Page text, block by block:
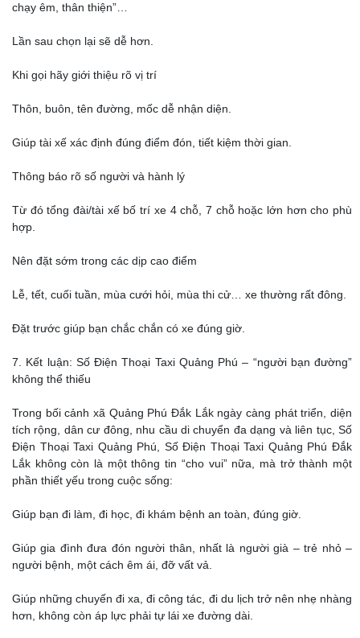
chạy êm, thân thiện”…
Lần sau chọn lại sẽ dễ hơn.
Khi gọi hãy giới thiệu rõ vị trí
Thôn, buôn, tên đường, mốc dễ nhận diện.
Giúp tài xế xác định đúng điểm đón, tiết kiệm thời gian.
Thông báo rõ số người và hành lý
Từ đó tổng đài/tài xế bố trí xe 4 chỗ, 7 chỗ hoặc lớn hơn cho phù
hợp.
Nên đặt sớm trong các dịp cao điểm
Lễ, tết, cuối tuần, mùa cưới hỏi, mùa thi cử… xe thường rất đông.
Đặt trước giúp bạn chắc chắn có xe đúng giờ.
7. Kết luận: Số Điện Thoại Taxi Quảng Phú – “người bạn đường”
không thể thiếu
Trong bối cảnh xã Quảng Phú Đắk Lắk ngày càng phát triển, diện
tích rộng, dân cư đông, nhu cầu di chuyển đa dạng và liên tục, Số
Điện Thoại Taxi Quảng Phú, Số Điện Thoại Taxi Quảng Phú Đắk
Lắk không còn là một thông tin “cho vui” nữa, mà trở thành một
phần thiết yếu trong cuộc sống:
Giúp bạn đi làm, đi học, đi khám bệnh an toàn, đúng giờ.
Giúp gia đình đưa đón người thân, nhất là người già – trẻ nhỏ –
người bệnh, một cách êm ái, đỡ vất vả.
Giúp những chuyến đi xa, đi công tác, đi du lịch trở nên nhẹ nhàng
hơn, không còn áp lực phải tự lái xe đường dài.